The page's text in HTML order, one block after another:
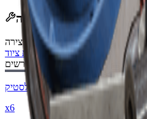
מתכון יצירה
שולחן יצירה
עמדת ציוד
חלקי פלסטיק
x6